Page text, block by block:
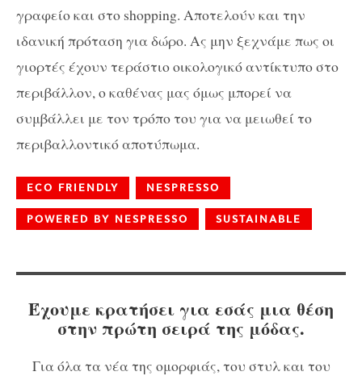
γραφείο και στο shopping. Αποτελούν και την
ιδανική πρόταση για δώρο. Ας μην ξεχνάμε πως οι
γιορτές έχουν τεράστιο οικολογικό αντίκτυπο στο
περιβάλλον, ο καθένας μας όμως μπορεί να
συμβάλλει με τον τρόπο του για να μειωθεί το
περιβαλλοντικό αποτύπωμα.
ECO FRIENDLY NESPRESSO
POWERED BY NESPRESSO SUSTAINABLE
Έχουμε κρατήσει για εσάς μια θέση
στην πρώτη σειρά της μόδας.
Για όλα τα νέα της ομορφιάς, του στυλ και του